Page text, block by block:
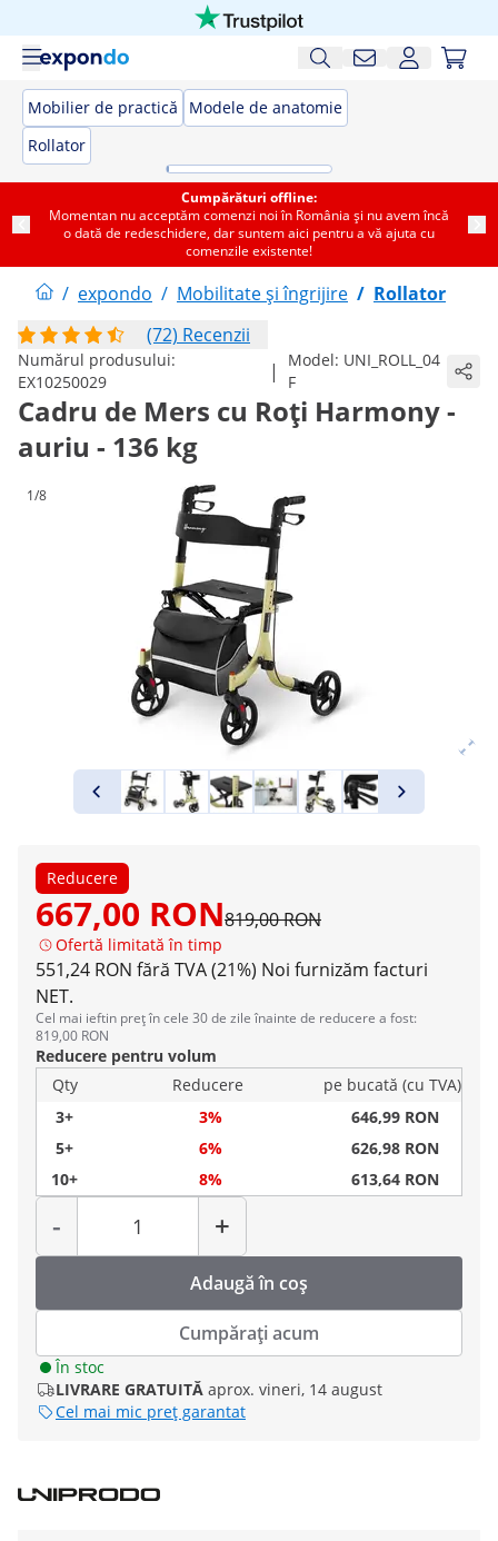
Mobilier de practică
Modele de anatomie
Rollator
Cumpărături offline:
Momentan nu acceptăm comenzi noi în România și nu avem încă
o dată de redeschidere, dar suntem aici pentru a vă ajuta cu
comenzile existente!
/ expondo / Mobilitate și îngrijire / Rollator
(72) Recenzii
Numărul produsului:
EX10250029
| Model: UNI_ROLL_04
F
Cadru de Mers cu Roți Harmony -
auriu - 136 kg
1/8
Reducere
667,00 RON819,00 RON
Ofertă limitată în timp
551,24 RON fără TVA (21%) Noi furnizăm facturi
NET.
Cel mai ieftin preț în cele 30 de zile înainte de reducere a fost:
819,00 RON
Reducere pentru volum
Qty
Reducere
pe bucată (cu TVA)
3+
3%
646,99 RON
5+
6%
626,98 RON
10+
8% 613,64 RON
-
Cantitate
+
Adaugă în coș
Cumpărați acum
În stoc
LIVRARE GRATUITĂ aprox. vineri, 14 august
Cel mai mic preț garantat